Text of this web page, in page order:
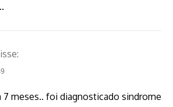
meses.. foi diagnosticado sindrome